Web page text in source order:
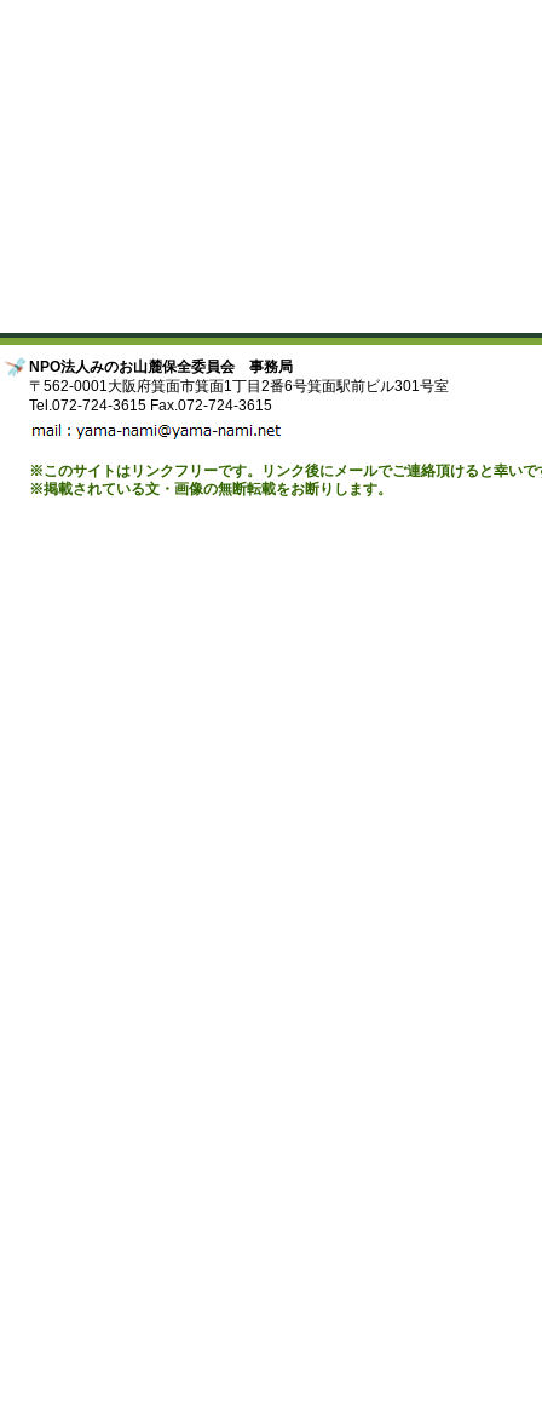
NPO法人みのお山麓保全委員会 事務局
〒562-0001大阪府箕面市箕面1丁目2番6号箕面駅前ビル301号室
Tel.072-724-3615 Fax.072-724-3615
※このサイトはリンクフリーです。リンク後にメールでご連絡頂けると幸いで
※掲載されている文・画像の無断転載をお断りします。